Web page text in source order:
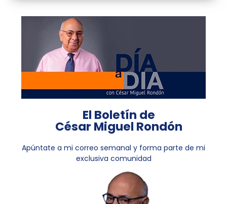
El Boletín de
César Miguel Rondón
Apúntate a mi correo semanal y forma parte de mi
exclusiva comunidad